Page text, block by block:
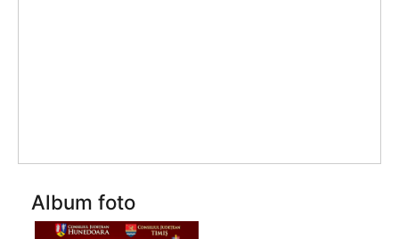
Album foto